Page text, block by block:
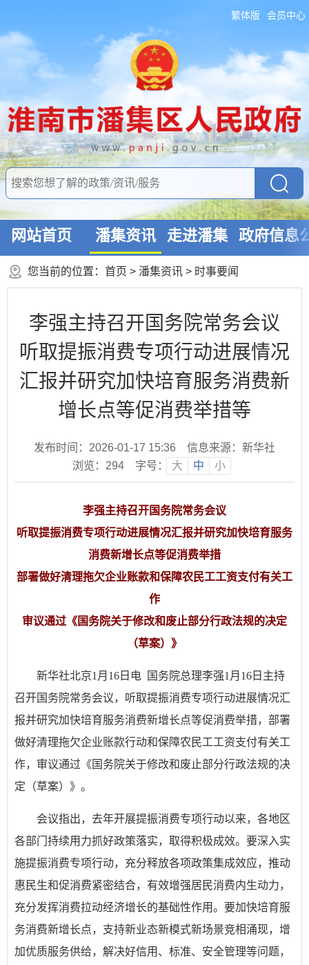
繁体版 会员中心
网站首页 潘集资讯 走进潘集 政府信息
您当前的位置： 首页 > 潘集资讯 > 时事要闻
李强主持召开国务院常务会议
听取提振消费专项行动进展情况
汇报并研究加快培育服务消费新
增长点等促消费举措等
发布时间：2026-01-17 15:36
信息来源：新华社
浏览： 294 字号： 大 中 小
李强主持召开国务院常务会议
听取提振消费专项行动进展情况汇报并研究加快培育服务
消费新增长点等促消费举措
部署做好清理拖欠企业账款和保障农民工工资支付有关工
作
审议通过《国务院关于修改和废止部分行政法规的决定
（草案）》
新华社北京1月16日电 国务院总理李强1月16日主持
召开国务院常务会议，听取提振消费专项行动进展情况汇
报并研究加快培育服务消费新增长点等促消费举措，部署
做好清理拖欠企业账款行动和保障农民工工资支付有关工
作，审议通过《国务院关于修改和废止部分行政法规的决
定（草案）》。
会议指出，去年开展提振消费专项行动以来，各地区
各部门持续用力抓好政策落实，取得积极成效。要深入实
施提振消费专项行动，充分释放各项政策集成效应，推动
惠民生和促消费紧密结合，有效增强居民消费内生动力，
充分发挥消费拉动经济增长的基础性作用。要加快培育服
务消费新增长点，支持新业态新模式新场景竞相涌现，增
加优质服务供给，解决好信用、标准、安全管理等问题，